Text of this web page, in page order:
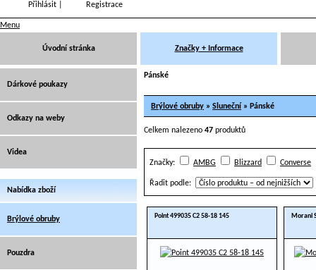
Přihlásit Registrace
Menu
Úvodní stránka Značky + Informace
Pánské
Brýlové obruby » Sluneční » Pánské
Celkem nalezeno 47 produktů
Značky: AMBG Blizzard Converse
Řadit podle:
Point 499035 C2 58-18 145 Morani
Dárkové poukazy
Odkazy na weby
Videa
Nabídka zboží
Brýlové obruby
Pouzdra